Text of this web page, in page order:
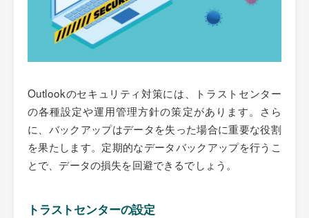
Outlookのセキュリティ対策には、トラストセンター
の各種設定や運用管理方針の策定があります。さら
に、バックアップはデータを失った場合に重要な役割
を果たします。定期的なデータバックアップを行うこ
とで、データの損失を回避できるでしょう。
トラストセンターの設定